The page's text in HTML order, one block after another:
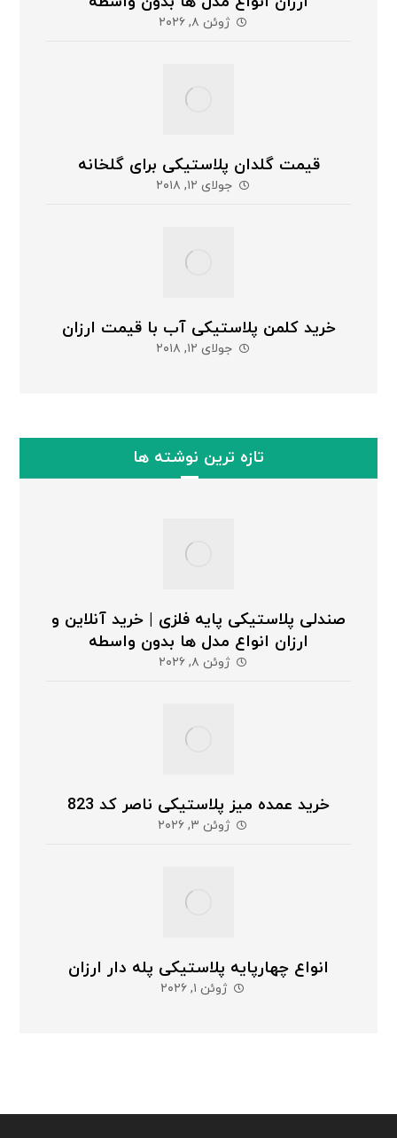
ژوئن ۸, ۲۰۲۶
قیمت گلدان پلاستیکی برای گلخانه
جولای ۱۲, ۲۰۱۸
خرید کلمن پلاستیکی آب با قیمت ارزان
جولای ۱۲, ۲۰۱۸
تازه ترین نوشته ها
صندلی پلاستیکی پایه فلزی | خرید آنلاین و
ارزان انواع مدل ها بدون واسطه
ژوئن ۸, ۲۰۲۶
خرید عمده میز پلاستیکی ناصر کد 823
ژوئن ۳, ۲۰۲۶
انواع چهارپایه پلاستیکی پله دار ارزان
ژوئن ۱, ۲۰۲۶